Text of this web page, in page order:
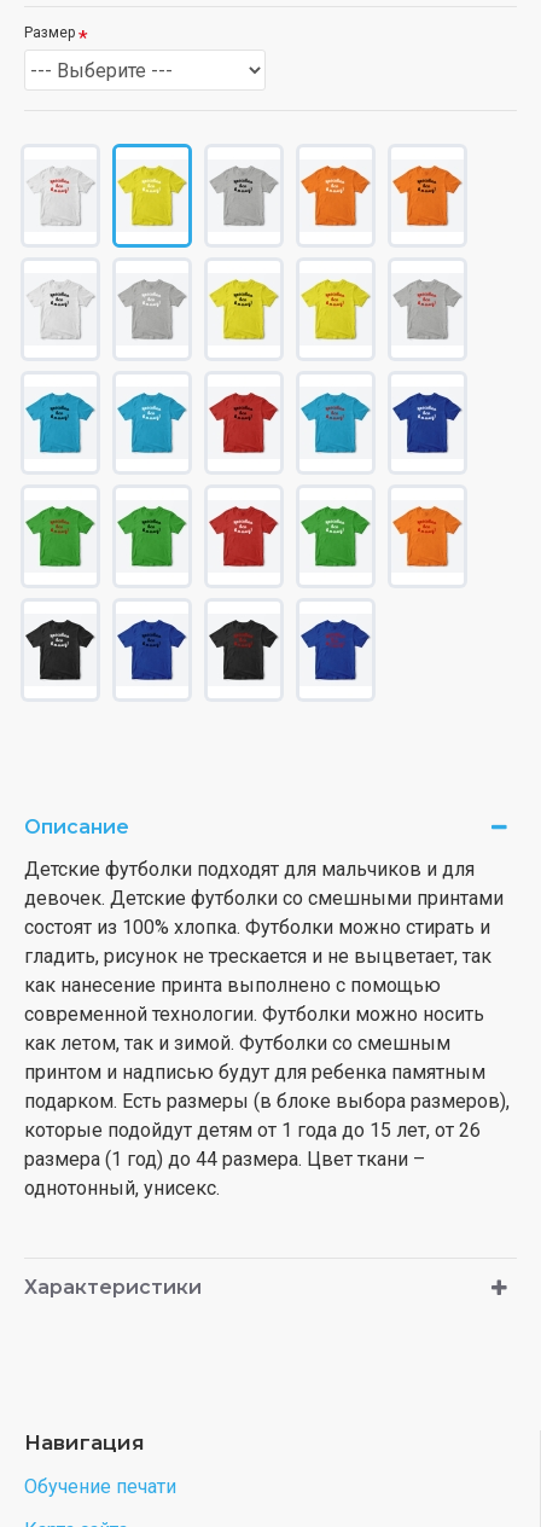
Размер
Описание
Детские футболки подходят для мальчиков и для
девочек. Детские футболки со смешными принтами
состоят из 100% хлопка. Футболки можно стирать и
гладить, рисунок не трескается и не выцветает, так
как нанесение принта выполнено с помощью
современной технологии. Футболки можно носить
как летом, так и зимой. Футболки со смешным
принтом и надписью будут для ребенка памятным
подарком. Есть размеры (в блоке выбора размеров),
которые подойдут детям от 1 года до 15 лет, от 26
размера (1 год) до 44 размера. Цвет ткани –
однотонный, унисекс.
Характеристики
Навигация
Обучение печати